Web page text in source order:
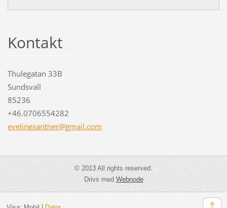
Kontakt
Thulegatan 33B
Sundsvall
85236
+46.0706554282
evelinesantner@gmail.com
© 2013 All rights reserved.
Drivs medWebnode